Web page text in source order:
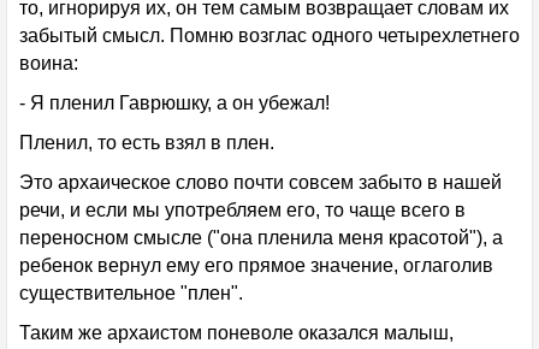
то, игнорируя их, он тем самым возвращает словам их
забытый смысл. Помню возглас одного четырехлетнего
воина:
- Я пленил Гаврюшку, а он убежал!
Пленил, то есть взял в плен.
Это архаическое слово почти совсем забыто в нашей
речи, и если мы употребляем его, то чаще всего в
переносном смысле ("она пленила меня красотой"), а
ребенок вернул ему его прямое значение, оглаголив
существительное "плен".
Таким же архаистом поневоле оказался малыш,